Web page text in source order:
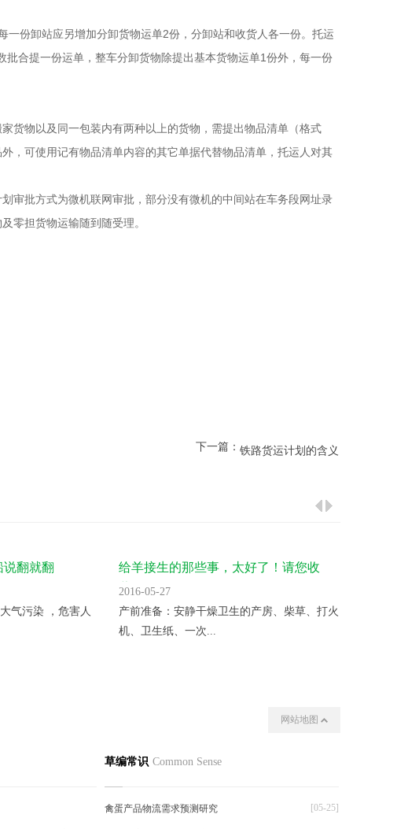
份卸站应另增加分卸货物运单2份，分卸站和收货人各一份。托运
合提一份运单，整车分卸货物除提出基本货物运单1份外，每一份
物以及同一包装内有两种以上的货物，需提出物品清单（格式
，可使用记有物品清单内容的其它单据代替物品清单，托运人对其
批方式为微机联网审批，部分没有微机的中间站在车务段网址录
零担货物运输随到随受理。
下一篇： 铁路货运计划的含义
说翻就翻
气污染 ，危害人
给羊接生的那些事，太好了！请您收
藏！
2016-05-27
产前准备：安静干燥卫生的产房、柴草、打火
机、卫生纸、一次...
网站地图
草编常识 Common Sense
[05-25]
禽蛋产品物流需求预测研究